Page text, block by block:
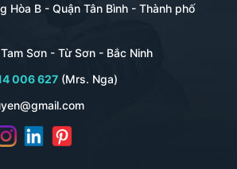
Hòa B - Quận Tân Bình - Thành phố
Tam Sơn - Từ Sơn - Bắc Ninh
006 627 (Mrs. Nga)